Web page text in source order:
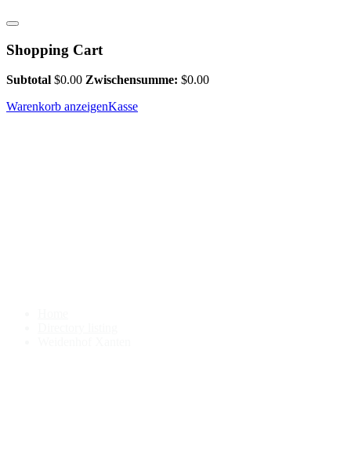
Shopping Cart
Subtotal $0.00 Zwischensumme: $0.00
Warenkorb anzeigenKasse